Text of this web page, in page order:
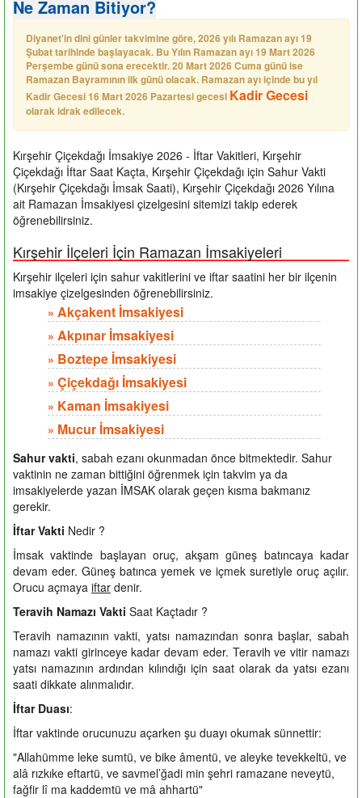
Ne Zaman Bitiyor?
Diyanet'in dini günler takvimine göre, 2026 yılı Ramazan ayı 19
Şubat tarihinde başlayacak. Bu Yılın Ramazan ayı 19 Mart 2026
Perşembe günü sona erecektir. 20 Mart 2026 Cuma günü ise
Ramazan Bayramının ilk günü olacak. Ramazan ayı içinde bu yıl
Kadir Gecesi 16 Mart 2026 Pazartesi gecesi Kadir Gecesi
olarak idrak edilecek.
Kırşehir Çiçekdağı İmsakiye 2026 - İftar Vakitleri, Kırşehir
Çiçekdağı İftar Saat Kaçta, Kırşehir Çiçekdağı için Sahur Vakti
(Kırşehir Çiçekdağı İmsak Saati), Kırşehir Çiçekdağı 2026 Yılına
ait Ramazan İmsakiyesi çizelgesini sitemizi takip ederek
öğrenebilirsiniz.
Kırşehir İlçeleri İçin Ramazan İmsakiyeleri
Kırşehir ilçeleri için sahur vakitlerini ve iftar saatini her bir ilçenin
imsakiye çizelgesinden öğrenebilirsiniz.
» Akçakent İmsakiyesi
» Akpınar İmsakiyesi
» Boztepe İmsakiyesi
» Çiçekdağı İmsakiyesi
» Kaman İmsakiyesi
» Mucur İmsakiyesi
Sahur vakti, sabah ezanı okunmadan önce bitmektedir. Sahur
vaktinin ne zaman bittiğini öğrenmek için takvim ya da
imsakiyelerde yazan İMSAK olarak geçen kısma bakmanız
gerekir.
İftar Vakti Nedir ?
İmsak vaktinde başlayan oruç, akşam güneş batıncaya kadar
devam eder. Güneş batınca yemek ve içmek suretiyle oruç açılır.
Orucu açmaya iftar denir.
Teravih Namazı Vakti Saat Kaçtadır ?
Teravih namazının vakti, yatsı namazından sonra başlar, sabah
namazı vakti girinceye kadar devam eder. Teravih ve vitir namazı
yatsı namazının ardından kılındığı için saat olarak da yatsı ezanı
saati dikkate alınmalıdır.
İftar Duası:
İftar vaktinde orucunuzu açarken şu duayı okumak sünnettir:
"Allahümme leke sumtü, ve bike âmentü, ve aleyke tevekkeltü, ve
alâ rızkıke eftartü, ve savmel’ğadi min şehri ramazane neveytü,
fağfir lî ma kaddemtü ve mâ ahhartü"